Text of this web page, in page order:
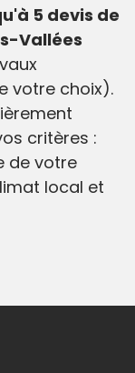
5 devis de
Vallées
votre choix).
critères :
de votre
local et